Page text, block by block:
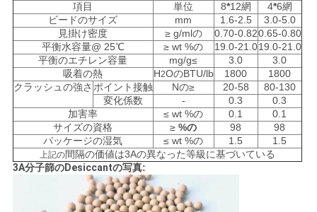
ニ
ュ
ー
ス
事
項目
単位 8*12網 4*6網
ビードのサイズ
mm 1.6-2.5
3.0-5.0
見掛け密度
≥ g/mlの 0.70-0.820.65-0.80
平衡水容量@ 25℃
≥ wt %の 19.0-21.019.0-21.0
平衡のエチレン容量
mg/g≤ 3.0
3.0
吸着の熱
H2OのBTU/lb 1800
1800
クラッシュの強さ ポイント接触 Nの≥ 20-58
80-130
変化係数
- 0.3
0.3
加害率
≤ wt %の 0.1
0.1
サイズの資格
≥%の 98
98
パッケージの湿気
≤ wt %の 1.5 1.5
上記の間隔の価値は3Aの異なった等級に基づいている
3A分子篩のDesiccantの写真: